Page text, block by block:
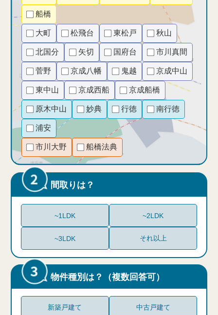
船橋
大町 松飛台 東松戸 秋山
北国分 矢切 国府台 市川真間
菅野 京成八幡 鬼越 京成中山
東中山 京成西船 京成船橋
原木中山 妙典 行徳 南行徳
浦安
市川大野 船橋法典
間取りは？
~1LDK ~2LDK
~3LDK それ以上
物件種別は？（複数回答可）
新築戸建て 中古戸建て